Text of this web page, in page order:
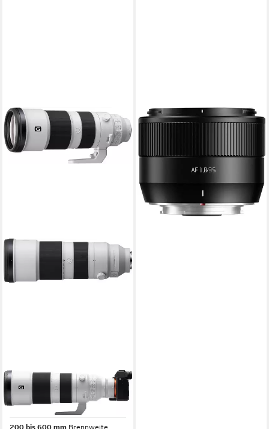
SONY
SEL-200600G E-Mount
Super-Telezoom Objektiv
200 bis 600 mm Brennweite
TTARTISAN
159,00 €
mtl. in 12 Raten
lieferbar - in 4-5 Werktagen bei dir